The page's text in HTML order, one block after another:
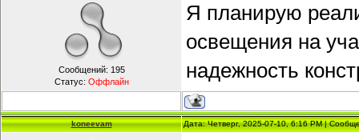
Сообщений: 195
Статус: Оффлайн
Я планирую
освещения на
надежность
koneevam Дата: Четверг, 2025-07-10, 6:16 PM |